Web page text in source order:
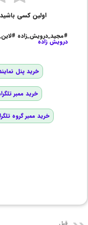
اولین کسی
#مجید_درویش_زاده
درویش زاده
خرید پنل
خرید ممبر
خرید ممبر گروه